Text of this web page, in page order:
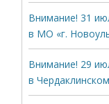
Внимание! 31
в МО «г.
Внимание! 29
в